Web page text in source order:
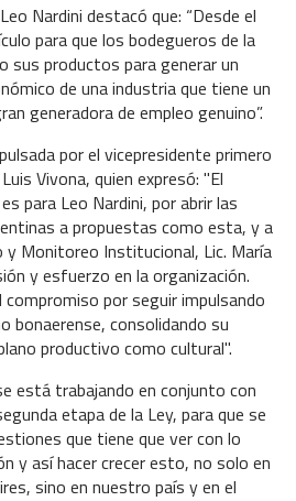
Nardini destacó que: “Desde el
para que los bodegueros de la
sus productos para generar un
de una industria que tiene un
generadora de empleo genuino”.
por el vicepresidente primero
Vivona, quien expresó: "El
para Leo Nardini, por abrir las
a propuestas como esta, y a
y Monitoreo Institucional, Lic. María
y esfuerzo en la organización.
por seguir impulsando
bonaerense, consolidando su
productivo como cultural".
está trabajando en conjunto con
etapa de la Ley, para que se
que tiene que ver con lo
y así hacer crecer esto, no solo en
sino en nuestro país y en el